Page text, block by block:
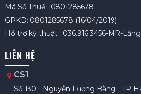
Mã Số Thuế : 0801285678
GPKD: 0801285678 (16/04/2019)
Hỗ trợ kỹ thuật : 036.916.3456-MR-Lăng
LIÊN HỆ
CS1
Số 130 - Nguyễn Lương Bằng - TP